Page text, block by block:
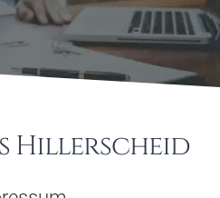
LEISTUNGEN
Hillerscheid